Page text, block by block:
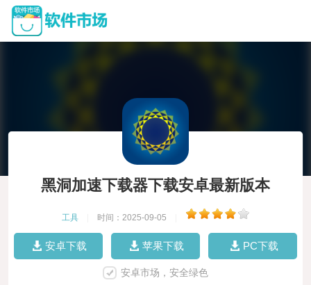
黑洞加速下载器下载安卓最新版本
工具 时间：2025-09-05
安卓下载 苹果下载 PC下载
安卓市场，安全绿色